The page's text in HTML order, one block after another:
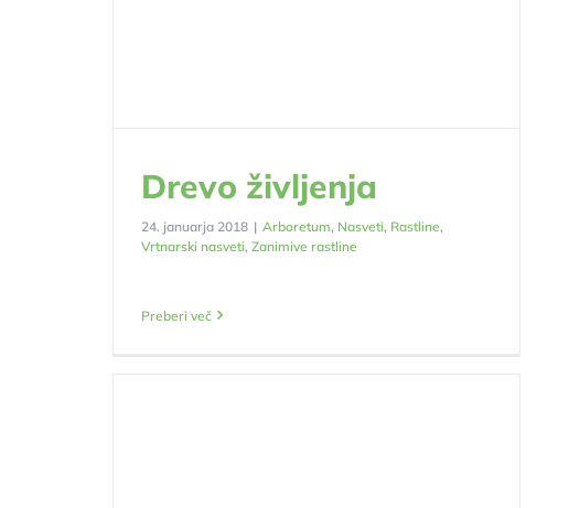
Drevo življenja
24. januarja 2018 | Arboretum, Nasveti, Rastline,
Vrtnarski nasveti, Zanimive rastline
Preberi več